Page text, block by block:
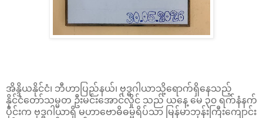
အိန္ဒိယနိုင်ငံ၊ ဘီဟာပြည်နယ်၊ ဗုဒ္ဓဂါယာသို့ရောက်ရှိနေသည့်
နိုင်ငံတော်သမ္မတ ဦးမင်းအောင်လှိုင် သည် ယနေ့ မေ ၃၀ ရက်နံနက်
ပိုင်းက ဗုဒ္ဓဂါယာရှိ မဟာဗောဓိဓမ္မရိပ်သာ မြန်မာဘုန်းကြီးကျောင်း